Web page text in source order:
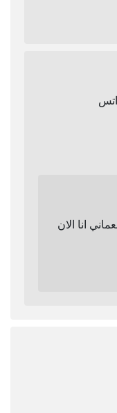
انا الان